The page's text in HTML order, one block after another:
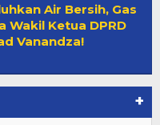
Air Bersih, Gas
Wakil Ketua DPRD
Vanandza!
+